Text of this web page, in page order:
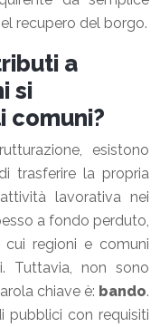
recupero del borgo.
a
si
comuni?
esistono
trasferire la propria
lavorativa nei
a fondo perduto,
regioni e comuni
Tuttavia, non sono
chiave è: bando.
pubblici con requisiti